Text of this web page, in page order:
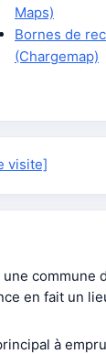
Maps)
Bornes de
(Chargemap)
visite]
commune
en fait un
à